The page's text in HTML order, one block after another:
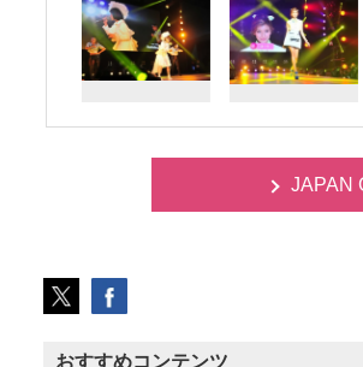
JAPAN
おすすめコンテンツ